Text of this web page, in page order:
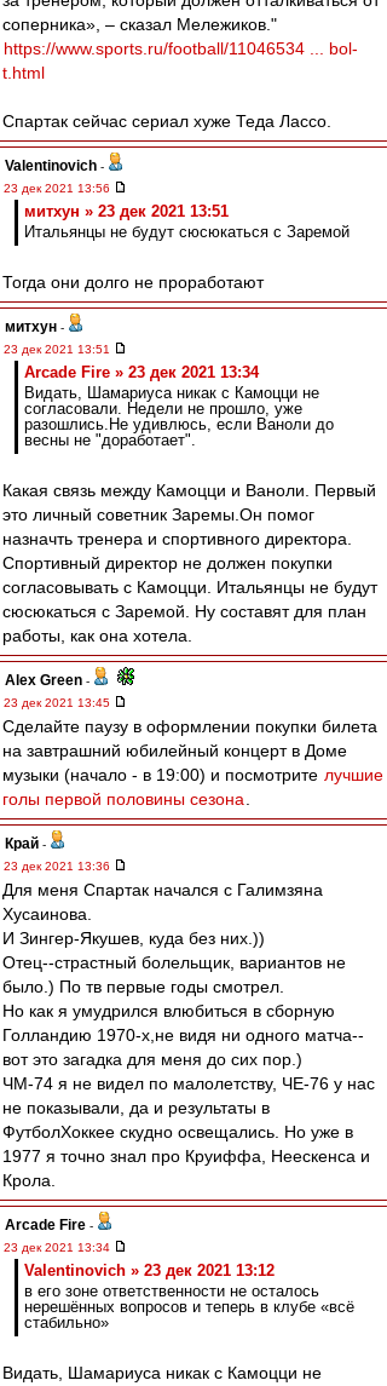
соперника», – сказал Мележиков."
https://www.sports.ru/football/11046534 ... bol-
t.html
Спартак сейчас сериал хуже Теда Лассо.
Valentinovich -
23 дек 2021 13:56
митхун » 23 дек 2021 13:51
Итальянцы не будут сюсюкаться с Заремой
Тогда они долго не проработают
митхун -
23 дек 2021 13:51
Arcade Fire » 23 дек 2021 13:34
Видать, Шамариуса никак с Камоцци не
согласовали. Недели не прошло, уже
разошлись.Не удивлюсь, если Ваноли до
весны не "доработает".
Какая связь между Камоцци и Ваноли. Первый
это личный советник Заремы.Он помог
назначть тренера и спортивного директора.
Спортивный директор не должен покупки
согласовывать с Камоцци. Итальянцы не будут
сюсюкаться с Заремой. Ну составят для план
работы, как она хотела.
Alex Green -
23 дек 2021 13:45
Сделайте паузу в оформлении покупки билета
на завтрашний юбилейный концерт в Доме
музыки (начало - в 19:00) и посмотрите лучшие
голы первой половины сезона
Край -
23 дек 2021 13:36
Для меня Спартак начался с Галимзяна
Хусаинова.
И Зингер-Якушев, куда без них.))
Отец--страстный болельщик, вариантов не
было.) По тв первые годы смотрел.
Но как я умудрился влюбиться в сборную
Голландию 1970-х,не видя ни одного матча--
вот это загадка для меня до сих пор.)
ЧМ-74 я не видел по малолетству, ЧЕ-76 у нас
не показывали, да и результаты в
ФутболХоккее скудно освещались. Но уже в
1977 я точно знал про Круиффа, Неескенса и
Крола.
Arcade Fire -
23 дек 2021 13:34
Valentinovich » 23 дек 2021 13:12
в его зоне ответственности не осталось
нерешённых вопросов и теперь в клубе «всё
стабильно»
Видать, Шамариуса никак с Камоцци не